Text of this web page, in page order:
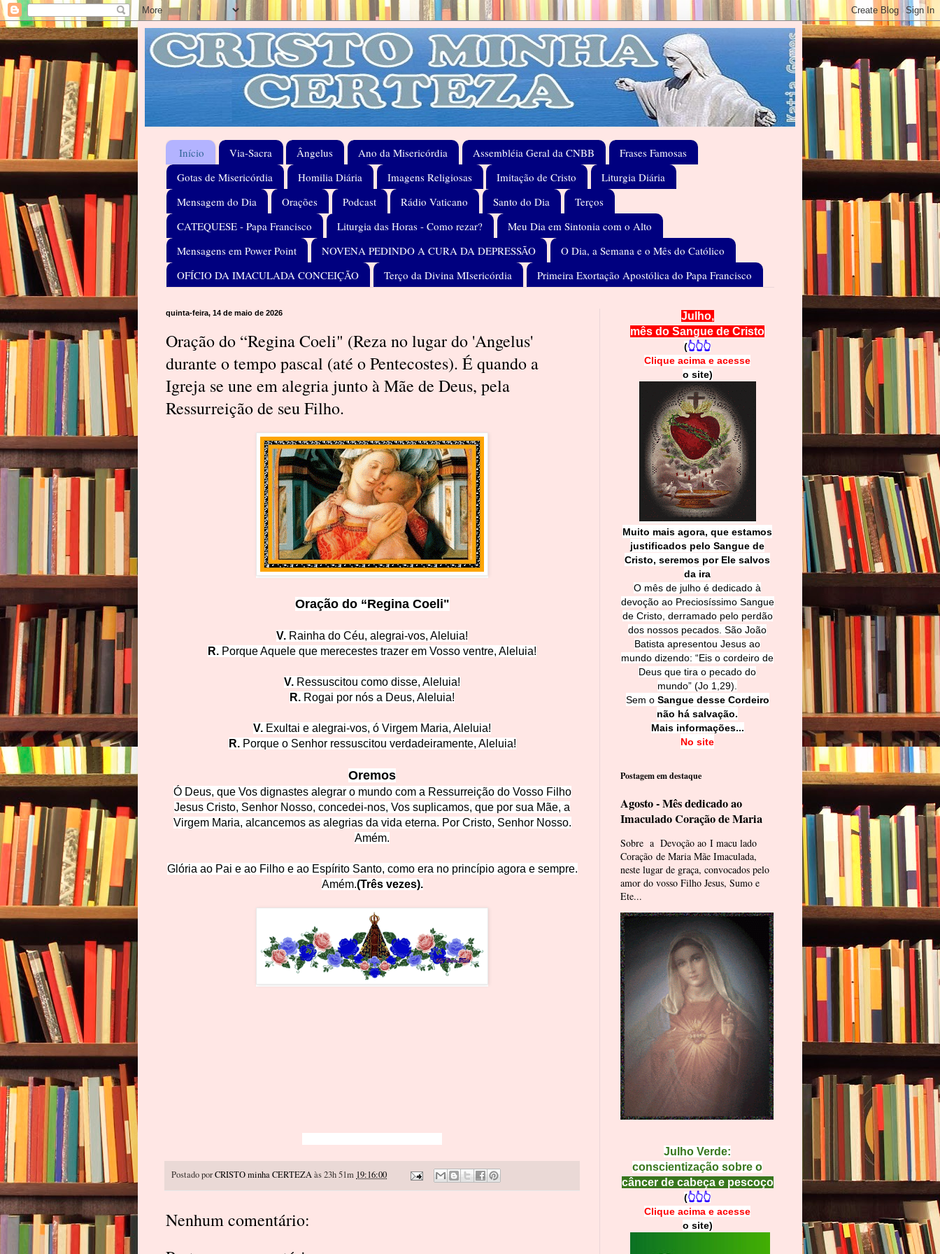
Início Via-Sacra Ângelus Ano da Misericórdia Assembléia Geral da CNBB
Frases Famosas
Gotas de Misericórdia
Homilia Diária Imagens Religiosas Imitação de Cristo
Liturgia Diária
Mensagem do Dia
Orações Podcast Rádio Vaticano Santo do Dia
Terços
CATEQUESE - Papa Francisco
Liturgia das Horas - Como rezar?
Meu Dia em Sintonia com o Alto
Mensagens em Power Point
NOVENA PEDINDO A CURA DA DEPRESSÃO
O Dia, a Semana e o Mês do Católico
OFÍCIO DA IMACULADA CONCEIÇÃO
Terço da Divina MIsericórdia Primeira Exortação Apostólica do Papa Francisco
quinta-feira, 14 de maio de 2026
Oração do “Regina Coeli" (Reza no lugar do 'Angelus'
durante o tempo pascal (até o Pentecostes). É quando a
Igreja se une em alegria junto à Mãe de Deus, pela
Ressurreição de seu Filho.
Oração do “Regina Coeli"
V. Rainha do Céu, alegrai-vos, Aleluia!
R. Porque Aquele que merecestes trazer em Vosso ventre, Aleluia!
V. Ressuscitou como disse, A leluia!
R. Rogai por nós a Deus, Aleluia!
V. Exultai e alegrai-vos, ó Virgem Maria, Aleluia!
R. Porque o Senhor ressuscitou verdadeiramente, Aleluia!
Oremos
Ó Deus, que Vos dignastes alegrar o mundo com a Ressurreição do Vosso Filho
Jesus Cristo, Senhor Nosso, concedei-nos, Vos suplicamos, que por sua Mãe, a
Virgem Maria, alcancemos as alegrias da vida eterna. Por Cristo, Senhor Nosso.
Amém.
Glória ao Pai e ao Filho e ao Espírito Santo, como era no princípio agora e sempre.
Amém.(Três vezes).
Postado porCRISTO minha CERTEZAàs 23h 51m 19:16:00
Nenhum comentário:
Julho,
mês do Sangue de Cristo
(👆👆👆
Clique acima e acesse
o site)
Muito mais agora, que estamos
justificados pelo Sangue de
Cristo, seremos por Ele salvos
da ira
O mês de julho é dedicado à
devoção ao Preciosíssimo Sangue
de Cristo, derramado pelo perdão
dos nossos pecados. São João
Batista apresentou Jesus ao
mundo dizendo: “Eis o cordeiro de
Deus que tira o pecado do
mundo” (Jo 1,29).
Sem o Sangue desse Cordeiro
não há salvação.
Mais informações...
No site
Postagem em destaque
Agosto - Mês dedicado ao
Imaculado Coração de Maria
Sobre a Devoção ao I macu lado
Coração de Maria Mãe Imaculada,
neste lugar de graça, convocados pelo
amor do vosso Filho Jesus, Sumo e
Ete...
Julho Verde:
conscientização sobre o
câncer de cabeça e pescoço
(👆👆👆
Clique acima e acesse
o site)